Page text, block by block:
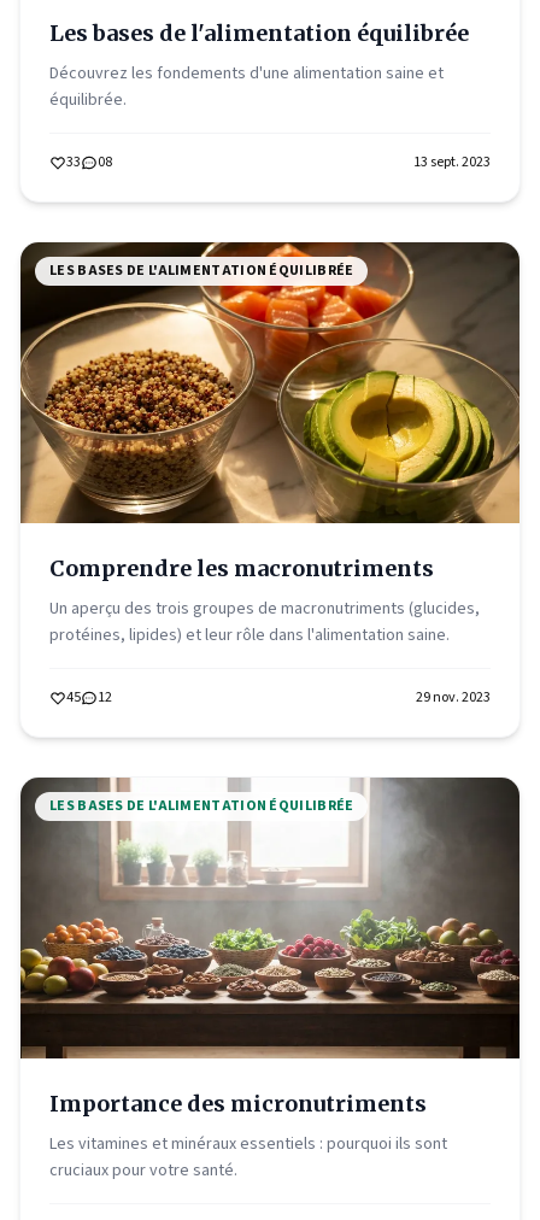
Les bases de l'alimentation équilibrée
Découvrez les fondements d'une alimentation saine et
équilibrée.
33 08 13 sept. 2023
LES BASES DE L'ALIMENTATION ÉQUILIBRÉE
Comprendre les macronutriments
Un aperçu des trois groupes de macronutriments (glucides,
protéines, lipides) et leur rôle dans l'alimentation saine.
45 12 29 nov. 2023
LES BASES DE L'ALIMENTATION ÉQUILIBRÉE
Importance des micronutriments
Les vitamines et minéraux essentiels : pourquoi ils sont
cruciaux pour votre santé.